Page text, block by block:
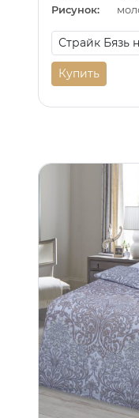
Рисунок:
Купить